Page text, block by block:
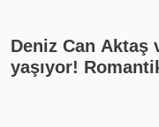
Deniz Can Aktaş
yaşıyor!